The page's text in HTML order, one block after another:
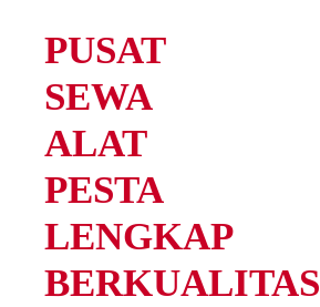
PUSAT
SEWA
ALAT
PESTA
LENGKAP
BERKUALITAS